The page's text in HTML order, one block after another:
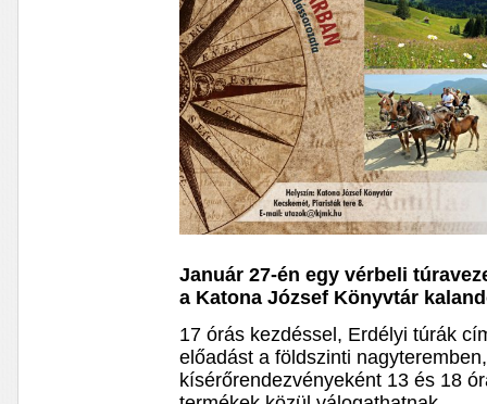
Január 27-én egy vérbeli
a Katona József Könyvtár
17 órás kezdéssel, Erdélyi túrák
előadást a földszinti
kísérőrendezvényeként 13 és 18